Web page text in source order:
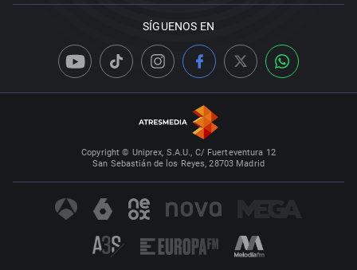
SÍGUENOS EN
Copyright © Uniprex, S.A.U., C/ Fuerteventura 12
San Sebastián de los Reyes, 28703 Madrid